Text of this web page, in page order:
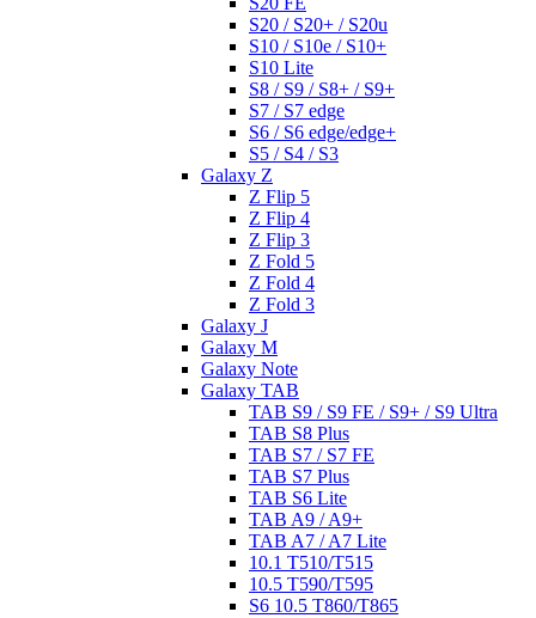
S20 / S20+ / S20u
S10 / S10e / S10+
S10 Lite
S8 / S9 / S8+ / S9+
S7 / S7 edge
S6 / S6 edge/edge+
S5 / S4 / S3
Galaxy Z
Z Flip 5
Z Flip 4
Z Flip 3
Z Fold 5
Z Fold 4
Z Fold 3
Galaxy J
Galaxy M
Galaxy Note
Galaxy TAB
TAB S9 / S9 FE / S9+ / S9 Ultra
TAB S8 Plus
TAB S7 / S7 FE
TAB S7 Plus
TAB S6 Lite
TAB A9 / A9+
TAB A7 / A7 Lite
10.1 T510/T515
10.5 T590/T595
S6 10.5 T860/T865